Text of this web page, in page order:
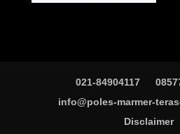
021-84904117
info@poles-marmer-
Disclaimer